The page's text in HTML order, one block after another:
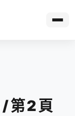
/ 第 2 頁